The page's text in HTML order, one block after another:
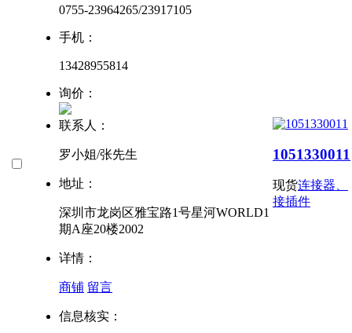
0755-23964265/23917105
手机：
13428955814
询价：
联系人：
罗小姐/张先生
地址：
深圳市龙岗区雅宝路1号星河WORLD1
期A座20楼2002
详情：
商铺 留言
信息核实：
1051330011
现货连接器、
接插件